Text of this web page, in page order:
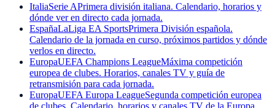
ItaliaSerie APrimera división italiana. Calendario, horarios y
dónde ver en directo cada jornada.
EspañaLaLiga EA SportsPrimera División española.
Calendario de la jornada en curso, próximos partidos y dónde
verlos en directo.
EuropaUEFA Champions LeagueMáxima competición
europea de clubes. Horarios, canales TV y guía de
retransmisión para cada jornada.
EuropaUEFA Europa LeagueSegunda competición europea
de clubes. Calendario, horarios y canales TV de la Europa